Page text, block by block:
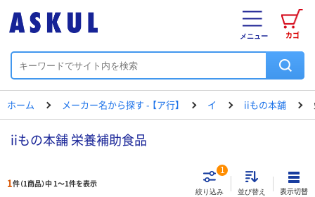
カゴ
メニュー
ホーム メーカー名から探す - 【ア行】 イ iiもの本舗
iiもの本舗 栄養補助食品
1件（1商品）中 1～1件を表示
絞り込み
1
並び替え 表示切替